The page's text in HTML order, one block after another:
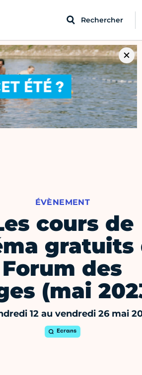
Rechercher
ÉVÈNEMENT
cours de
gratuits
Forum des
(mai
12 au vendredi 26 mai
Ecrans